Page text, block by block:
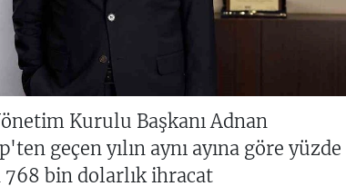
Kurulu Başkanı Adnan
geçen yılın aynı ayına göre yüzde
768 bin dolarlık ihracat